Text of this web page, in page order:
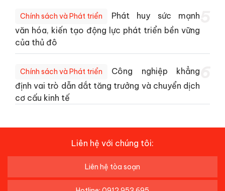
Chính sách và Phát triển
Phát huy sức mạnh
văn hóa, kiến tạo động lực phát triển bền vững
của thủ đô
Chính sách và Phát triển
Công nghiệp khẳng
định vai trò dẫn dắt tăng trưởng và chuyển dịch
cơ cấu kinh tế
Liên hệ với chúng tôi:
Liên hệ tòa soạn